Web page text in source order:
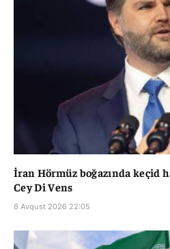
İran Hörmüz boğazında keçid
Cey Di Vens
8 Avqust 2026 22:05